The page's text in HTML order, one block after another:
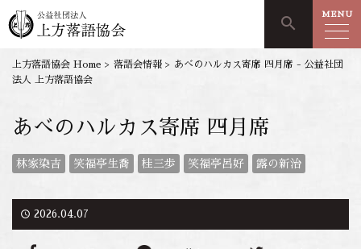
search MENU
上方落語協会 Home > 落語会情報 > あべのハルカス寄席 四月席 - 公益社団
法人 上方落語協会
あべのハルカス寄席 四月席
林家染吉 笑福亭生喬 桂三歩 笑福亭呂好 露の新治
access_time 2026.04.07